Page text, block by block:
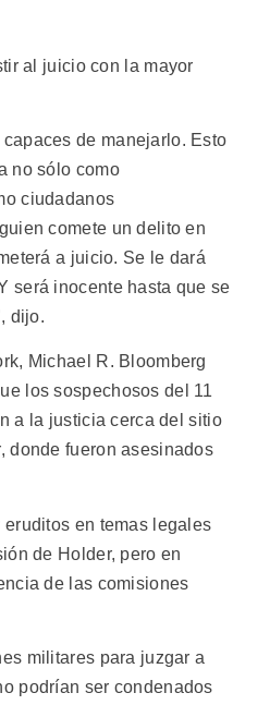
al juicio con la mayor
de manejarlo. Esto
no sólo como
ciudadanos
comete un delito en
a juicio. Se le dará
será inocente hasta que se
dijo.
Michael R. Bloomberg
los sospechosos del 11
a la justicia cerca del sitio
donde fueron asesinados
en temas legales
de Holder, pero en
de las comisiones
militares para juzgar a
podrían ser condenados